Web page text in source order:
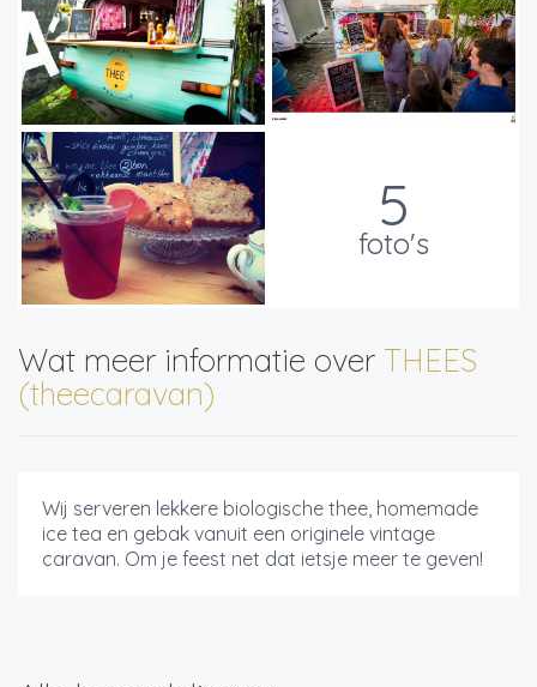
5
foto's
Wat meer informatie over THEES
(theecaravan)
Wij serveren lekkere biologische thee, homemade
ice tea en gebak vanuit een originele vintage
caravan. Om je feest net dat ietsje meer te geven!